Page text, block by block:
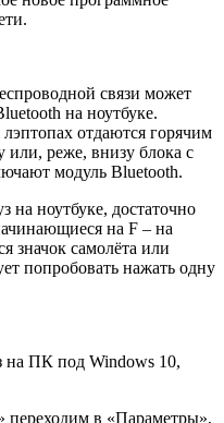
связи может
на ноутбуке.
отдаются горячим
реже, внизу блока с
модуль Bluetooth.
на ноутбуке, достаточно
на F – на
значок самолёта или
попробовать нажать одну
на ПК под Windows 10,
переходим в «Параметры»,